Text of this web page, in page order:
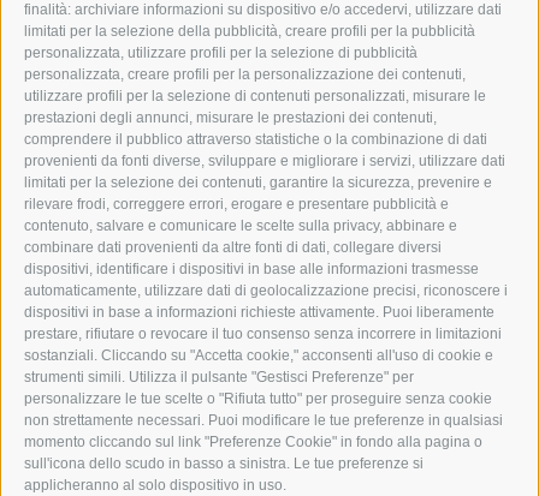
finalità: archiviare informazioni su dispositivo e/o accedervi, utilizzare dati
limitati per la selezione della pubblicità, creare profili per la pubblicità
personalizzata, utilizzare profili per la selezione di pubblicità
personalizzata, creare profili per la personalizzazione dei contenuti,
utilizzare profili per la selezione di contenuti personalizzati, misurare le
prestazioni degli annunci, misurare le prestazioni dei contenuti,
comprendere il pubblico attraverso statistiche o la combinazione di dati
provenienti da fonti diverse, sviluppare e migliorare i servizi, utilizzare dati
limitati per la selezione dei contenuti, garantire la sicurezza, prevenire e
rilevare frodi, correggere errori, erogare e presentare pubblicità e
contenuto, salvare e comunicare le scelte sulla privacy, abbinare e
combinare dati provenienti da altre fonti di dati, collegare diversi
dispositivi, identificare i dispositivi in base alle informazioni trasmesse
automaticamente, utilizzare dati di geolocalizzazione precisi, riconoscere i
dispositivi in base a informazioni richieste attivamente. Puoi liberamente
prestare, rifiutare o revocare il tuo consenso senza incorrere in limitazioni
sostanziali. Cliccando su "Accetta cookie," acconsenti all'uso di cookie e
strumenti simili. Utilizza il pulsante "Gestisci Preferenze" per
personalizzare le tue scelte o "Rifiuta tutto" per proseguire senza cookie
non strettamente necessari. Puoi modificare le tue preferenze in qualsiasi
momento cliccando sul link "Preferenze Cookie" in fondo alla pagina o
sull'icona dello scudo in basso a sinistra. Le tue preferenze si
applicheranno al solo dispositivo in uso.
GRAFIK@DERERKER.IT
INFO@DERERKER.IT
BARBARA.FONTANA@DERERKER.IT
ERKER
PUBBLICITÀ NELL’ERKER
PUBBLICITÀ ONLINE
ADDEBITO DIRETTO SEPA
REGOLAMENTO COMMENTI
ONLINE VOTING
SERVICE
EVENTI
ANNUNCI
LINK UTILI
METEO
WEBCAM
VIDEO